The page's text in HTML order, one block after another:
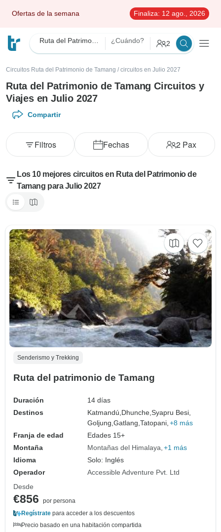
Ofertas de la semana Finaliza: 12 ago., 2026
¿Cuándo? 2
Circuitos Ruta del Patrimonio de Tamang / circuitos en Julio 2027
Ruta del Patrimonio de Tamang Circuitos y
Viajes en Julio 2027
Compartir
Fechas 2 Pax
Filtros
Los 10 mejores circuitos en Ruta del Patrimonio de
Tamang para Julio 2027
Senderismo y Trekking
Ruta del patrimonio de Tamang
Duración
14 días
Destinos
Katmandú, Dhunche,Syapru Besi,
Goljung,Gatlang,Tatopani, +8 más
Franja de edad
Edades 15+
Montaña
Montañas del Himalaya +1 más
Idioma
Solo: Inglés
Operador
Accessible Adventure Pvt. Ltd
Desde
€856
por persona
Regístrate para acceder a los descuentos
Precio basado en una habitación compartida